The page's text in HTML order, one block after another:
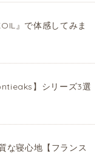
』で体感してみま
】シリーズ3選
な寝心地【フランス